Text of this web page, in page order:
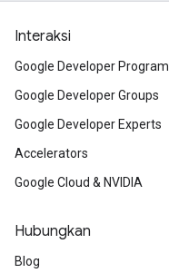
Interaksi
Google Developer Program
Google Developer Groups
Google Developer Experts
Accelerators
Google Cloud & NVIDIA
Hubungkan
Blog